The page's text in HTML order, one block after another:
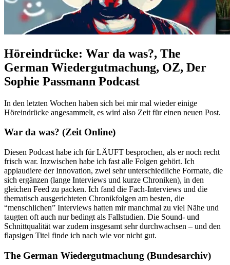
Höreindrücke: War da was?, The
German Wiedergutmachung, OZ, Der
Sophie Passmann Podcast
In den letzten Wochen haben sich bei mir mal wieder einige
Höreindrücke angesammelt, es wird also Zeit für einen neuen Post.
War da was? (Zeit Online)
Diesen Podcast habe ich für LÄUFT besprochen, als er noch recht
frisch war. Inzwischen habe ich fast alle Folgen gehört. Ich
applaudiere der Innovation, zwei sehr unterschiedliche Formate, die
sich ergänzen (lange Interviews und kurze Chroniken), in den
gleichen Feed zu packen. Ich fand die Fach-Interviews und die
thematisch ausgerichteten Chronikfolgen am besten, die
“menschlichen” Interviews hatten mir manchmal zu viel Nähe und
taugten oft auch nur bedingt als Fallstudien. Die Sound- und
Schnittqualität war zudem insgesamt sehr durchwachsen – und den
flapsigen Titel finde ich nach wie vor nicht gut.
The German Wiedergutmachung (Bundesarchiv)